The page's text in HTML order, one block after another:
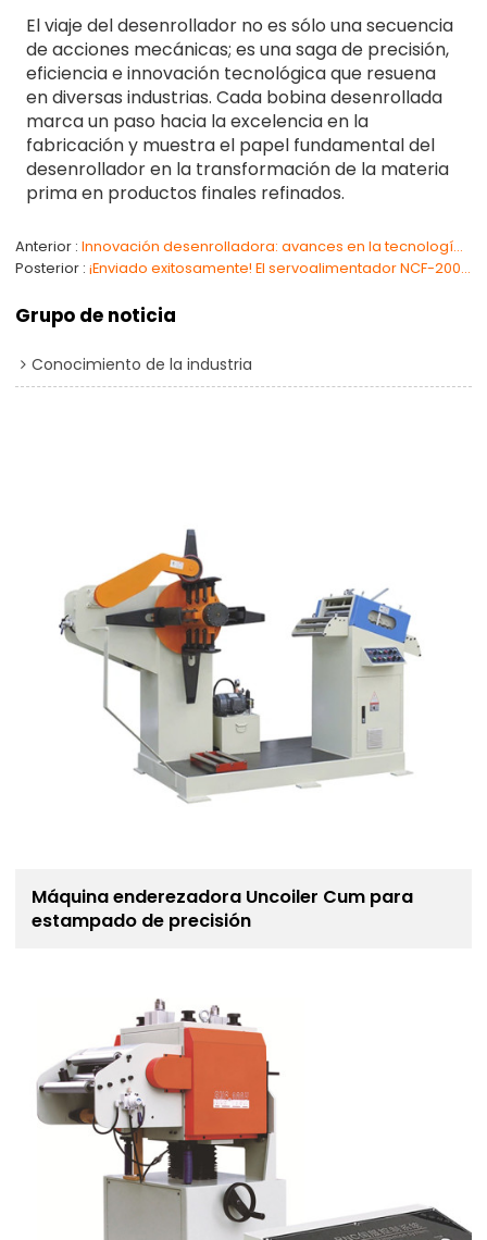
El viaje del desenrollador no es sólo una secuencia
de acciones mecánicas; es una saga de precisión,
eficiencia e innovación tecnológica que resuena
en diversas industrias. Cada bobina desenrollada
marca un paso hacia la excelencia en la
fabricación y muestra el papel fundamental del
desenrollador en la transformación de la materia
prima en productos finales refinados.
Anterior
Innovación desenrolladora: avances en la tecnología desenrolladora
Posterior
¡Enviado exitosamente! El servoalimentador NCF-200 NC sube al escenario, potenciando la producción para nuestro cliente griego
Grupo de noticia
Conocimiento de la industria
Máquina enderezadora Uncoiler Cum para
estampado de precisión